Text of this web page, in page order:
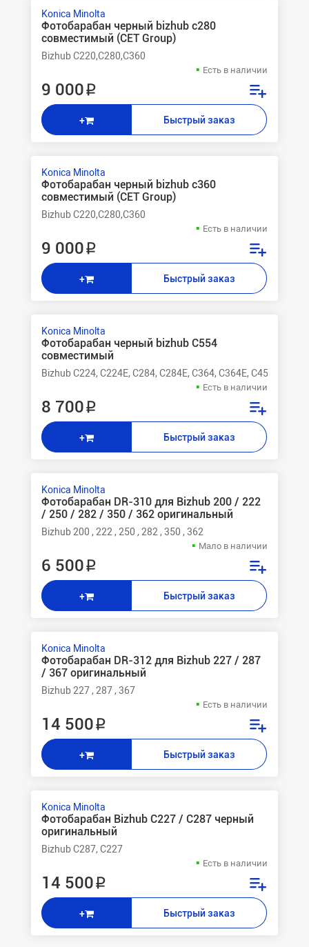
Konica Minolta
Фотобарабан черный bizhub c280
совместимый (CET Group)
Bizhub C220,C280,C360
Есть в наличии
9 000 ₽
+ Быстрый заказ
Konica Minolta
Фотобарабан черный bizhub c360
совместимый (CET Group)
Bizhub C220,C280,C360
Есть в наличии
9 000 ₽
+ Быстрый заказ
Konica Minolta
Фотобарабан черный bizhub C554
совместимый
Bizhub C224, C224E, C284, C284E, C364, C364E, C454,
Есть в наличии
8 700 ₽
+ Быстрый заказ
Konica Minolta
Фотобарабан DR-310 для Bizhub 200 / 222
/ 250 / 282 / 350 / 362 оригинальный
Bizhub 200 , 222 , 250 , 282 , 350 , 362
Мало в наличии
6 500 ₽
+ Быстрый заказ
Konica Minolta
Фотобарабан DR-312 для Bizhub 227 / 287
/ 367 оригинальный
Bizhub 227 , 287 , 367
Есть в наличии
14 500 ₽
+ Быстрый заказ
Konica Minolta
Фотобарабан Bizhub C227 / C287 черный
оригинальный
Bizhub C287, C227
Есть в наличии
14 500 ₽
+ Быстрый заказ